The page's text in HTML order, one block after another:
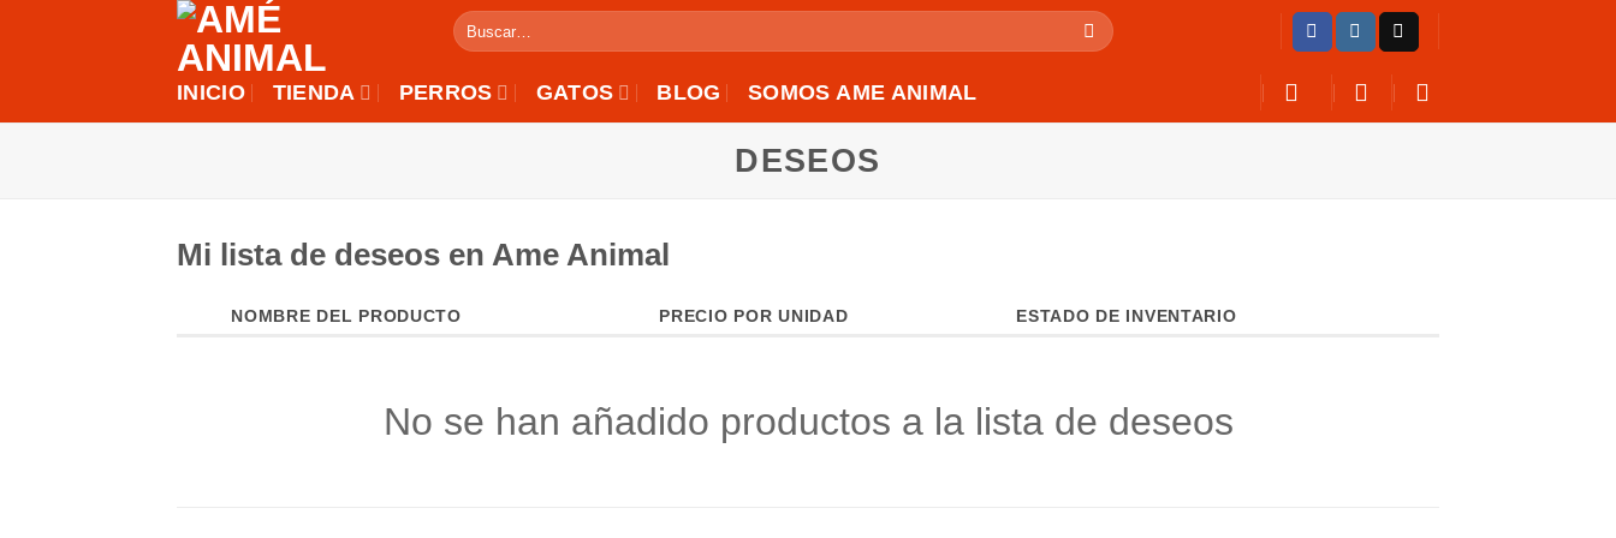
Buscar
por:
INICIO TIENDA PERROS GATOS BLOG SOMOS AME ANIMAL
DESEOS
Mi lista de deseos en Ame Animal
NOMBRE DEL PRODUCTO PRECIO POR UNIDAD ESTADO DE INVENTARIO
No se han añadido productos a la lista de deseos